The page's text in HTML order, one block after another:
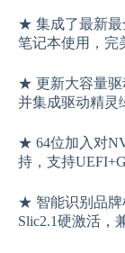
★ 集成了最新最
笔记本使用，完
★ 更新大容量驱
并集成驱动精灵
★ 64位加入对
持，支持
★ 智能识别品牌
Slic2.1硬激活，